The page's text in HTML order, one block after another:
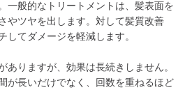
一般的なトリートメントは、髪表面を
やツヤを出します。対して髪質改善
してダメージを軽減します。
ありますが、効果は長続きしません。
が長いだけでなく、回数を重ねるほど